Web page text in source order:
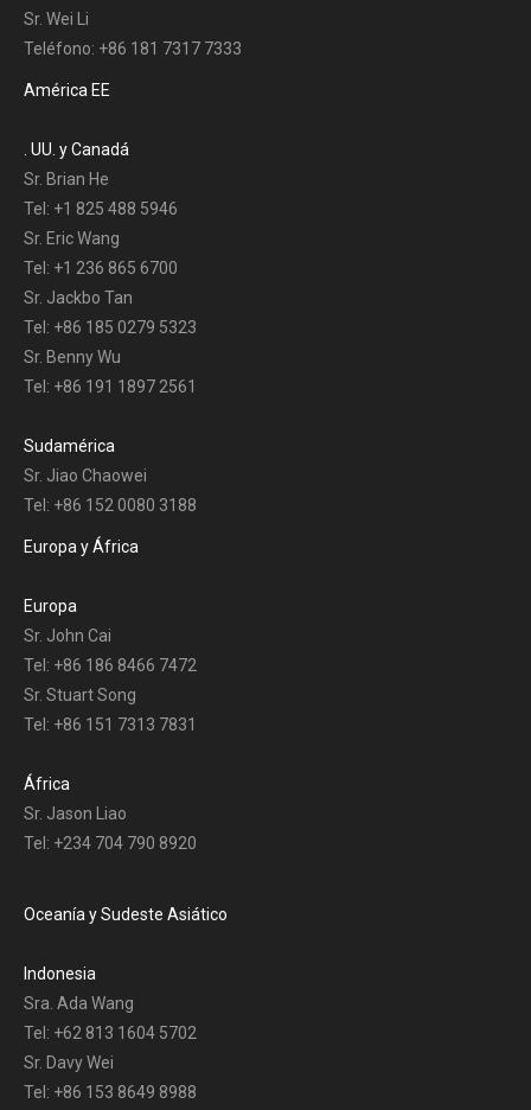
Sr. Wei Li
Teléfono: +86 181 7317 7333
América EE
. UU. y Canadá
Sr. Brian He
Tel: +1 825 488 5946
Sr. Eric Wang
Tel: +1 236 865 6700
Sr. Jackbo Tan
Tel: +86 185 0279 5323
Sr. Benny Wu
Tel: +86 191 1897 2561
Sudamérica
Sr. Jiao Chaowei
Tel: +86 152 0080 3188
Europa y África
Europa
Sr. John Cai
Tel: +86 186 8466 7472
Sr. Stuart Song
Tel: +86 151 7313 7831
África
Sr. Jason Liao
Tel: +234 704 790 8920
Oceanía y Sudeste Asiático
Indonesia
Sra. Ada Wang
Tel: +62 813 1604 5702
Sr. Davy Wei
Tel: +86 153 8649 8988